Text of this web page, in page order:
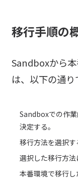
移行手順の
Sandboxから
は、以下の通り
Sandboxでの作
決定する。
移行方法を選択
選択した移行方法
本番環境で移行し